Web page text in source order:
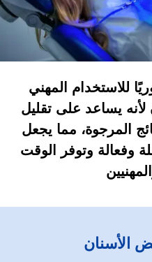
للاستخدام المهني
يساعد على تقليل
المرجوة، مما يجعل
وفعالة وتوفر الوقت
الأسنان